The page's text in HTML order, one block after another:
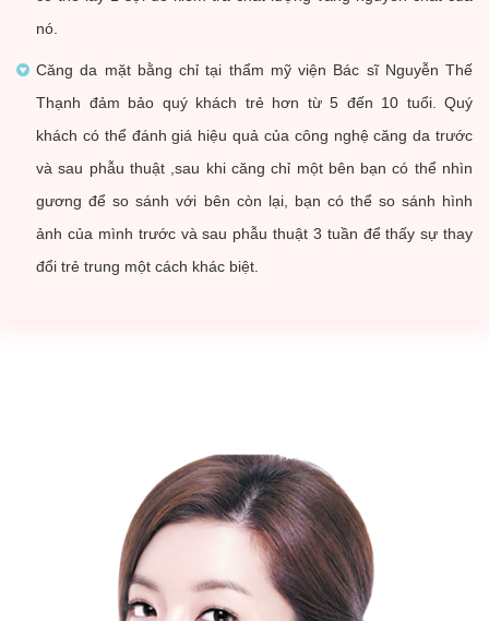
nó.
Căng da mặt bằng chỉ tại thẩm mỹ viện Bác sĩ Nguyễn Thế
Thạnh đảm bảo quý khách trẻ hơn từ 5 đến 10 tuổi. Quý
khách có thể đánh giá hiệu quả của công nghệ căng da trước
và sau phẫu thuật ,sau khi căng chỉ một bên bạn có thể nhìn
gương để so sánh với bên còn lại, bạn có thể so sánh hình
ảnh của mình trước và sau phẫu thuật 3 tuần để thấy sự thay
đổi trẻ trung một cách khác biệt.